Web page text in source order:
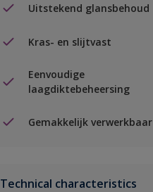
Uitstekend glansbehoud
Kras- en slijtvast
Eenvoudige
laagdiktebeheersing
Gemakkelijk verwerkbaar
Technical characteristics